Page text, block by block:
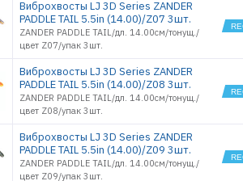
Виброхвосты LJ 3D Series ZANDER
PADDLE TAIL 5.5in (14.00)/Z07 3шт.
ZANDER PADDLE TAIL/дл. 14.00см/тонущ./
цвет Z07/упак 3шт.
Виброхвосты LJ 3D Series ZANDER
PADDLE TAIL 5.5in (14.00)/Z08 3шт.
ZANDER PADDLE TAIL/дл. 14.00см/тонущ./
цвет Z08/упак 3шт.
Виброхвосты LJ 3D Series ZANDER
PADDLE TAIL 5.5in (14.00)/Z09 3шт.
ZANDER PADDLE TAIL/дл. 14.00см/тонущ./
цвет Z09/упак 3шт.